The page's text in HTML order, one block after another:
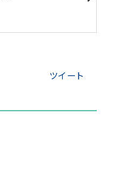
ツイート